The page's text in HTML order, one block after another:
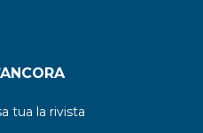
tua la rivista